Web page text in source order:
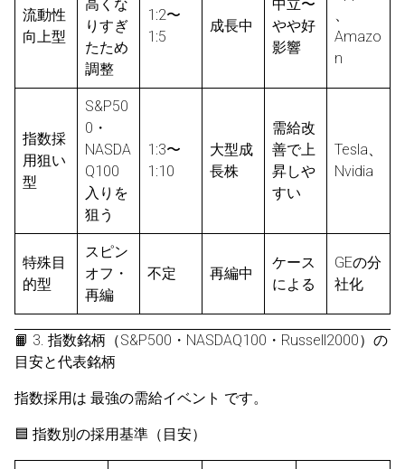
流動性
向上型
高くな
りすぎ
たため
調整
1:2〜
1:5
成長中
中立〜
やや好
影響
、
Amazo
n
指数採
用狙い
型
S&P50
0・
NASDA
Q100
入りを
狙う
1:3〜
1:10
大型成
長株
需給改
善で上
昇しや
すい
Tesla、
Nvidia
特殊目
的型
スピン
オフ・
再編
不定 再編中
ケース
による
GEの分
社化
📙 3. 指数銘柄（S&P500・NASDAQ100・Russell2000）の
目安と代表銘柄
指数採用は 最強の需給イベント です。
🟦 指数別の採用基準（目安）